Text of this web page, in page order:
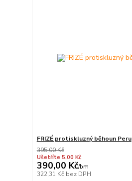
FRIZÉ protiskluzný běhoun Peru
395,00 Kč
Ušetříte 5,00 Kč
390,00 Kč/bm
322,31 Kč bez DPH